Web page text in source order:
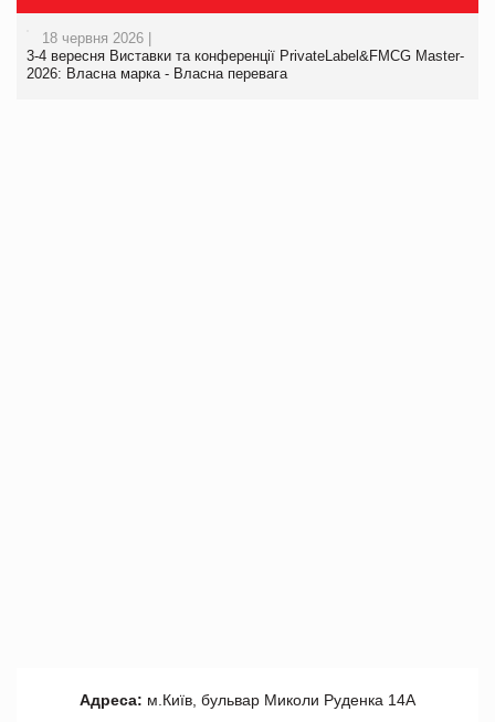
18 червня 2026 |
3-4 вересня Виставки та конференції PrivateLabel&FMCG Master-
2026: Власна марка - Власна перевага
Адреса: м.Київ, бульвар Миколи Руденка 14А